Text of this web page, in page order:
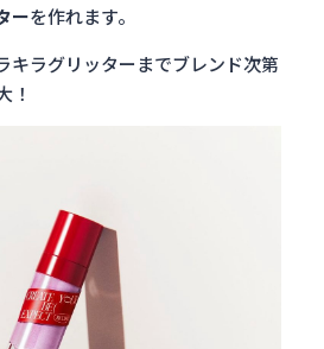
ーを作れます。
キラグリッターまでブレンド次第
！